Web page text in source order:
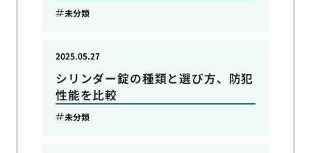
未分類
シリンダー錠の種類と選び方、防犯
性能を比較
2025.05.27
未分類